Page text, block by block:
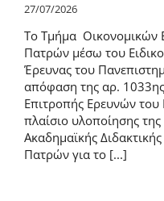
Ωρολόγιο Πρόγραμμα
Οδηγός Σπουδών
Ακαδημαϊκός Σύμβουλος
27/07/2026
Το Τμήμα Οικονομικών
Πατρών μέσω του
Έρευνας του
απόφαση της αρ.
Επιτροπής Ερευνών
πλαίσιο υλοποίησης
Ακαδημαϊκής
Πατρών για το [...]